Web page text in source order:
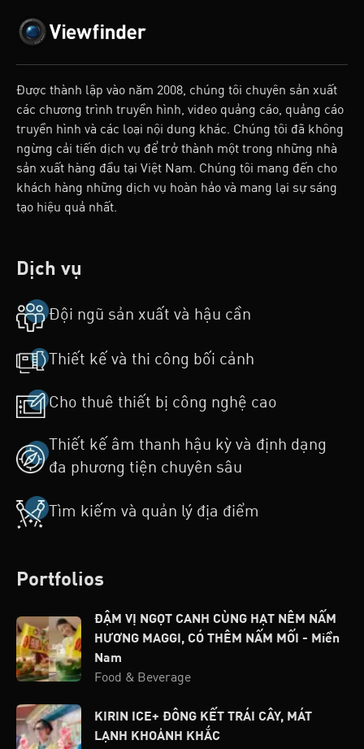
Được thành lập vào năm 2008, chúng tôi chuyên sản xuất
các chương trình truyền hình, video quảng cáo, quảng cáo
truyền hình và các loại nội dung khác. Chúng tôi đã không
ngừng cải tiến dịch vụ để trở thành một trong những nhà
sản xuất hàng đầu tại Việt Nam. Chúng tôi mang đến cho
khách hàng những dịch vụ hoàn hảo và mang lại sự sáng
tạo hiệu quả nhất.
Dịch vụ
Đội ngũ sản xuất và hậu cần
Thiết kế và thi công bối cảnh
Cho thuê thiết bị công nghệ cao
Thiết kế âm thanh hậu kỳ và định dạng
đa phương tiện chuyên sâu
Tìm kiếm và quản lý địa điểm
Portfolios
ĐẬM VỊ NGỌT CANH CÙNG HẠT NÊM NẤM
HƯƠNG MAGGI, CÓ THÊM NẤM MỐI - Miền
Nam
Food & Beverage
KIRIN ICE+ ĐÔNG KẾT TRÁI CÂY, MÁT
LẠNH KHOẢNH KHẮC